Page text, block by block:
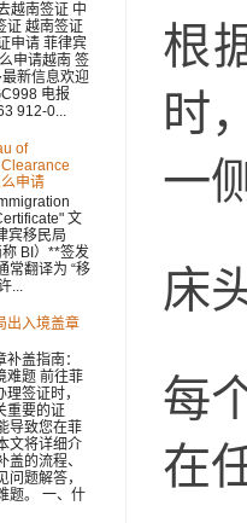
根
时
一
床
每
在
越南签证 中
证 越南签证
申请 菲律宾
申请越南 签
新信息欢迎
电报
912-0...
of
申请
文
宾移民局
称 BI）**签发
常翻译为 “移
...
出入境盖章
盖指南：
难题 前往菲
签证时，
重要的证
导致您在菲
文将详细介
的流程、
题解答，
题。 一、什